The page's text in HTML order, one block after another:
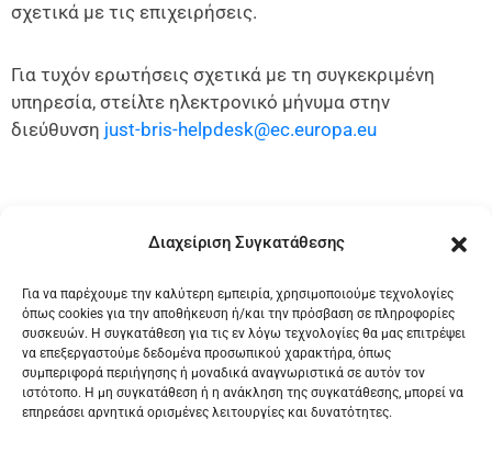
Διαχείριση Συγκατάθεσης
Για να παρέχουμε την καλύτερη εμπειρία, χρησιμοποιούμε τεχνολογίες
όπως cookies για την αποθήκευση ή/και την πρόσβαση σε πληροφορίες
συσκευών. Η συγκατάθεση για τις εν λόγω τεχνολογίες θα μας επιτρέψει
να επεξεργαστούμε δεδομένα προσωπικού χαρακτήρα, όπως
συμπεριφορά περιήγησης ή μοναδικά αναγνωριστικά σε αυτόν τον
ιστότοπο. Η μη συγκατάθεση ή η ανάκληση της συγκατάθεσης, μπορεί να
επηρεάσει αρνητικά ορισμένες λειτουργίες και δυνατότητες.
σχετικά με τις επιχειρήσεις.
Για τυχόν ερωτήσεις σχετικά με τη συγκεκριμένη
υπηρεσία, στείλτε ηλεκτρονικό μήνυμα στην
διεύθυνση just-bris-helpdesk@ec.europa.eu